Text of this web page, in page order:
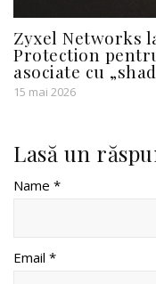
Zyxel Networks
Protection
asociate cu
15 mai 2026
Lasă un
Name *
Email *